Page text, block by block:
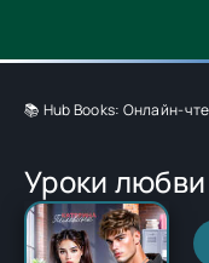
📚 Hub Books: Онлайн-
Уроки